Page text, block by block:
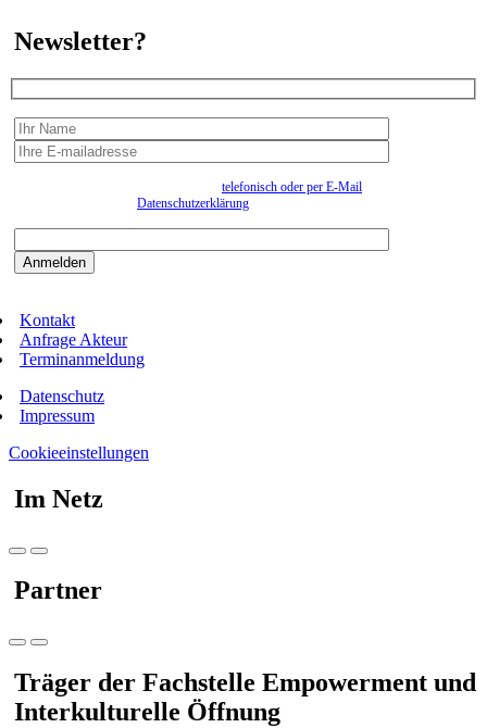
Newsletter?
telefonisch oder per E-Mail
Datenschutzerklärung
Kontakt
Anfrage Akteur
Terminanmeldung
Datenschutz
Impressum
Cookieeinstellungen
Im Netz
Partner
Träger der Fachstelle Empowerment und
Interkulturelle Öffnung